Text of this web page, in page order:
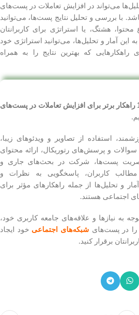
می‌تواند در افزایش تعاملات در پست‌های
با بررسی و تحلیل نتایج پست‌ها، می‌توانید
هشتگ، یا استراتژی برای کاربرانتان
این آمار و تحلیل‌ها، می‌توانید استراتژی خود
راهکارهایی که بهترین نتایج را به همراه
10 راهکار برتر برای افزایش تعاملات در پست‌های
استفاده از تصاویر و ویدئوهای زیبا،
سوالات و پرسش‌های رتوریکال، ارائه محتوای
پست‌ها، شرکت در بحث‌های جاری و
مطالب کاربران، پاسخگویی به نظرات و
و تحلیل‌ها از جمله راهکارهای مؤثر برای
اجتماعی هستند.
به نیازها و علاقه‌های جامعه کاربری خود،
را در پست‌های شبکه‌های اجتماعی خود ایجاد
برقرار کنید.